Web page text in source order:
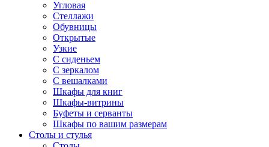
Угловая
Стеллажи
Обувницы
Открытые
Узкие
С сиденьем
С зеркалом
С вешалками
Шкафы для книг
Шкафы-витрины
Буфеты и серванты
Шкафы по вашим размерам
Столы и стулья